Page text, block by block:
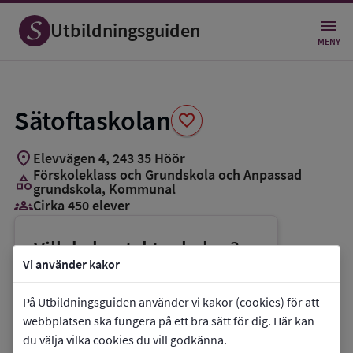
Vi använder kakor
På Utbildningsguiden använder vi kakor (cookies) för att
webbplatsen ska fungera på ett bra sätt för dig. Här kan
du välja vilka cookies du vill godkänna.
Utbildningsguiden MENY
Sätoftaskolan favorite
Spara
som
favorit
location_on Elevvägen 4, 243 35 Höör
categoryFörskoleklass och Grundskola och Anpassad
grundskola, Kommunal
groups_3Cirka 450 elever
Vill du kontakta skolan?
phoneTelefon:0413-28531
mailE-post:exp.satoftaskolan@hoor.se
link Webbplats: Sätoftaskolan